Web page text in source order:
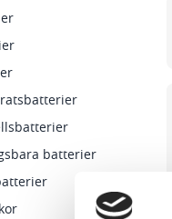
batterier